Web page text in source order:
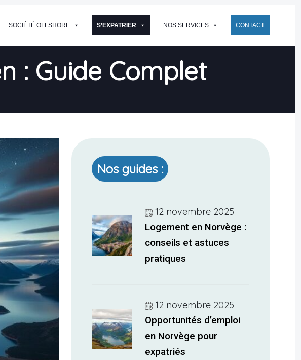
SOCIÉTÉ OFFSHORE S’EXPATRIER NOS SERVICES CONTACT
: Guide Complet
Nos guides :
12 novembre 2025
Logement en Norvège :
conseils et astuces
pratiques
12 novembre 2025
Opportunités d’emploi
en Norvège pour
expatriés